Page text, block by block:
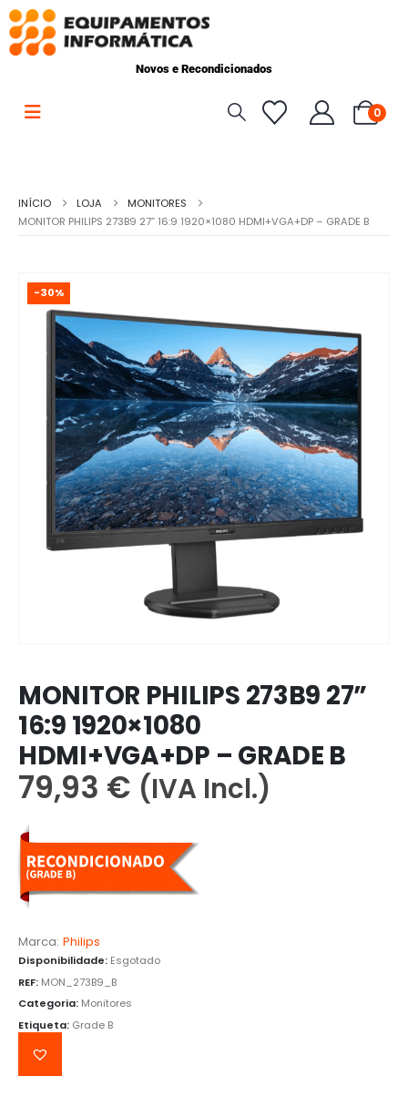
Novos e Recondicionados
0
INÍCIO LOJA
MONITORES
MONITOR PHILIPS 273B9 27” 16:9 1920×1080 HDMI+VGA+DP – GRADE B
-30%
MONITOR PHILIPS 273B9 27”
16:9 1920×1080
HDMI+VGA+DP – GRADE B
79,93 € (IVA Incl.)
Marca: Philips
Disponibilidade: Esgotado
REF: MON_273B9_B
Categoria: Monitores
Etiqueta: Grade B